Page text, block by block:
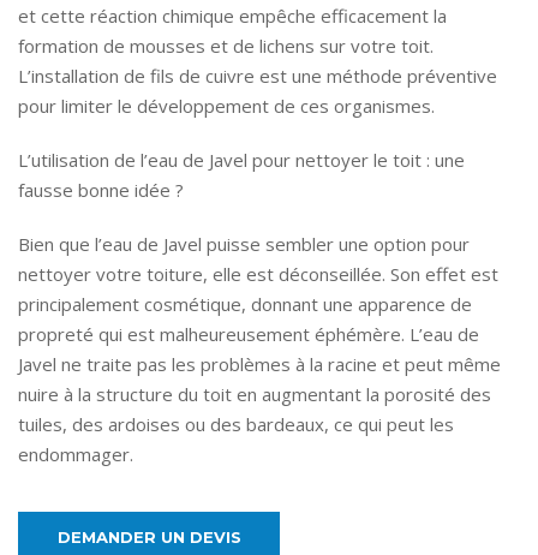
et cette réaction chimique empêche efficacement la
formation de mousses et de lichens sur votre toit.
L’installation de fils de cuivre est une méthode préventive
pour limiter le développement de ces organismes.
L’utilisation de l’eau de Javel pour nettoyer le toit : une
fausse bonne idée ?
Bien que l’eau de Javel puisse sembler une option pour
nettoyer votre toiture, elle est déconseillée. Son effet est
principalement cosmétique, donnant une apparence de
propreté qui est malheureusement éphémère. L’eau de
Javel ne traite pas les problèmes à la racine et peut même
nuire à la structure du toit en augmentant la porosité des
tuiles, des ardoises ou des bardeaux, ce qui peut les
endommager.
DEMANDER UN DEVIS